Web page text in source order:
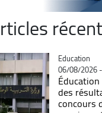
Catégorie
Education
06/08/2026
des
concours